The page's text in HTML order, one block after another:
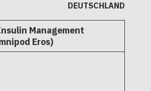
DEUTSCHLAND
Management
Eros)